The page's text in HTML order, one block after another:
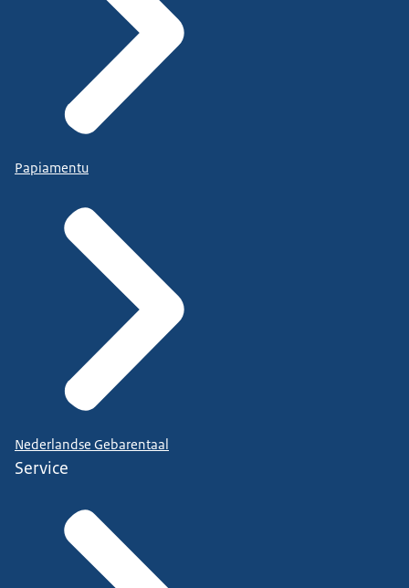
Papiamentu
Nederlandse Gebarentaal
Service